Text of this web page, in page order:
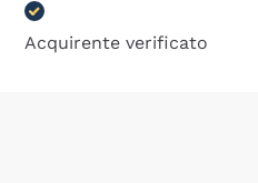
Acquirente verificato